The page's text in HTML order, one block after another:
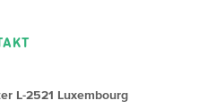
L-2521 Luxembourg